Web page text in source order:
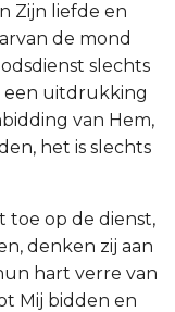
Zijn liefde en
de mond
slechts
een uitdrukking
van Hem,
het is slechts
toe op de dienst,
denken zij aan
hart verre van
Mij bidden en